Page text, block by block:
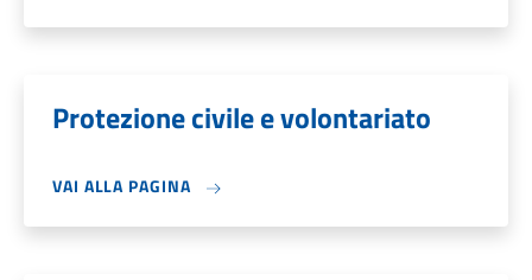
Protezione civile e volontariato
VAI ALLA PAGINA